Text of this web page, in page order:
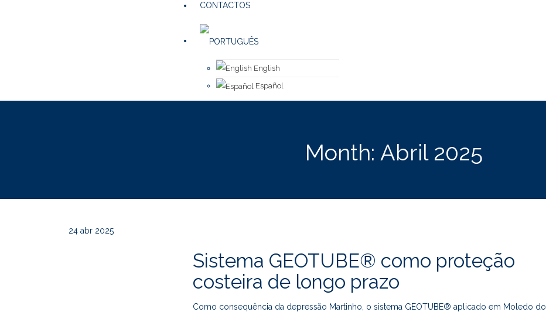
CONTACTOS
English
Español
Month: Abril 2025
24 abr 2025
Sistema GEOTUBE® como proteção
costeira de longo prazo
Como consequência da depressão Martinho, o sistema GEOTUBE® aplicado em Moledo do